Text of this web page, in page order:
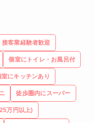
接客業経験者歓迎
個室にトイレ・お風呂付
室にキッチンあり
徒歩圏内にスーパー
万円以上)